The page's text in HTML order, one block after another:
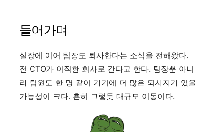
들어가며
실장에 이어 팀장도 퇴사한다는 소식을 전해왔다.
전 CTO가 이직한 회사로 간다고 한다. 팀장뿐 아니
라 팀원도 한 명 같이 가기에 더 많은 퇴사자가 있을
가능성이 크다. 흔히 그렇듯 대규모 이동이다.